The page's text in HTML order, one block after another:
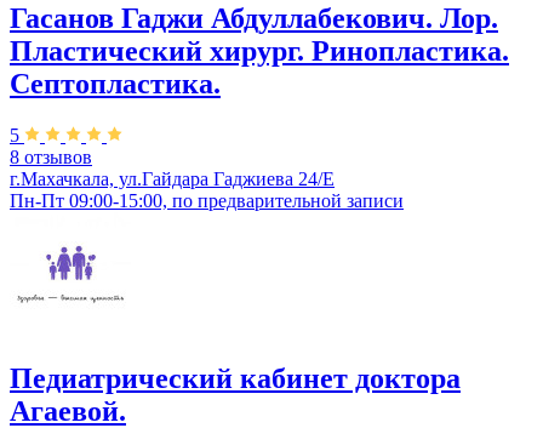
Гасанов Гаджи Абдуллабекович. Лор.
Пластический хирург. Ринопластика.
Септопластика.
5
8 отзывов
г.Махачкала, ул.Гайдара Гаджиева 24/Е
Пн-Пт 09:00-15:00, по предварительной записи
Педиатрический кабинет доктора
Агаевой.